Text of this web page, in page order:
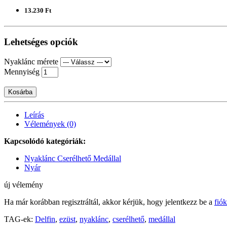
13.230 Ft
Lehetséges opciók
Nyaklánc mérete
Mennyiség
Kosárba
Leírás
Vélemények (0)
Kapcsolódó kategóriák:
Nyaklánc Cserélhető Medállal
Nyár
új vélemény
Ha már korábban regisztráltál, akkor kérjük, hogy jelentkezz be a
TAG-ek: Delfin, ezüst, nyaklánc, cserélhető, medállal